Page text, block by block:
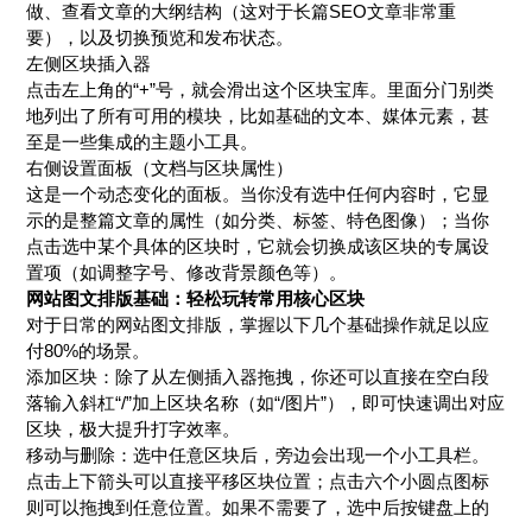
做、查看文章的大纲结构（这对于长篇SEO文章非常重
要），以及切换预览和发布状态。
左侧区块插入器
点击左上角的“+”号，就会滑出这个区块宝库。里面分门别类
地列出了所有可用的模块，比如基础的文本、媒体元素，甚
至是一些集成的主题小工具。
右侧设置面板（文档与区块属性）
这是一个动态变化的面板。当你没有选中任何内容时，它显
示的是整篇文章的属性（如分类、标签、特色图像）；当你
点击选中某个具体的区块时，它就会切换成该区块的专属设
置项（如调整字号、修改背景颜色等）。
网站图文排版基础：轻松玩转常用核心区块
对于日常的网站图文排版，掌握以下几个基础操作就足以应
付80%的场景。
添加区块：除了从左侧插入器拖拽，你还可以直接在空白段
落输入斜杠“/”加上区块名称（如“/图片”），即可快速调出对应
区块，极大提升打字效率。
移动与删除：选中任意区块后，旁边会出现一个小工具栏。
点击上下箭头可以直接平移区块位置；点击六个小圆点图标
则可以拖拽到任意位置。如果不需要了，选中后按键盘上的